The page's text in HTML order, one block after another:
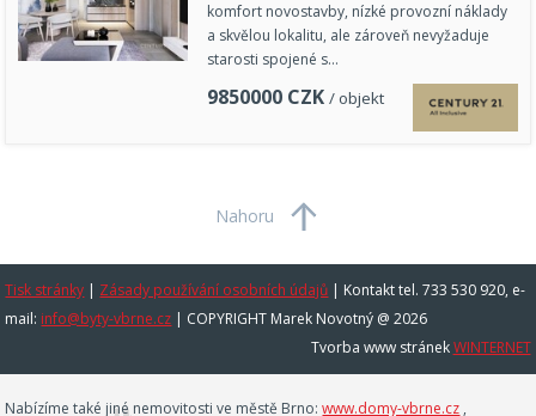
komfort novostavby, nízké provozní náklady
a skvělou lokalitu, ale zároveň nevyžaduje
starosti spojené s…
9850000 CZK / objekt
Nahoru
Tisk stránky | Zásady používání osobních údajů | Kontakt tel. 733 530 920, e-
mail: info@byty-vbrne.cz | COPYRIGHT Marek Novotný @ 2026
Tvorba www stránekWINTERNET
Nabízíme také jiné nemovitosti ve městě Brno:www.domy-vbrne.cz ,